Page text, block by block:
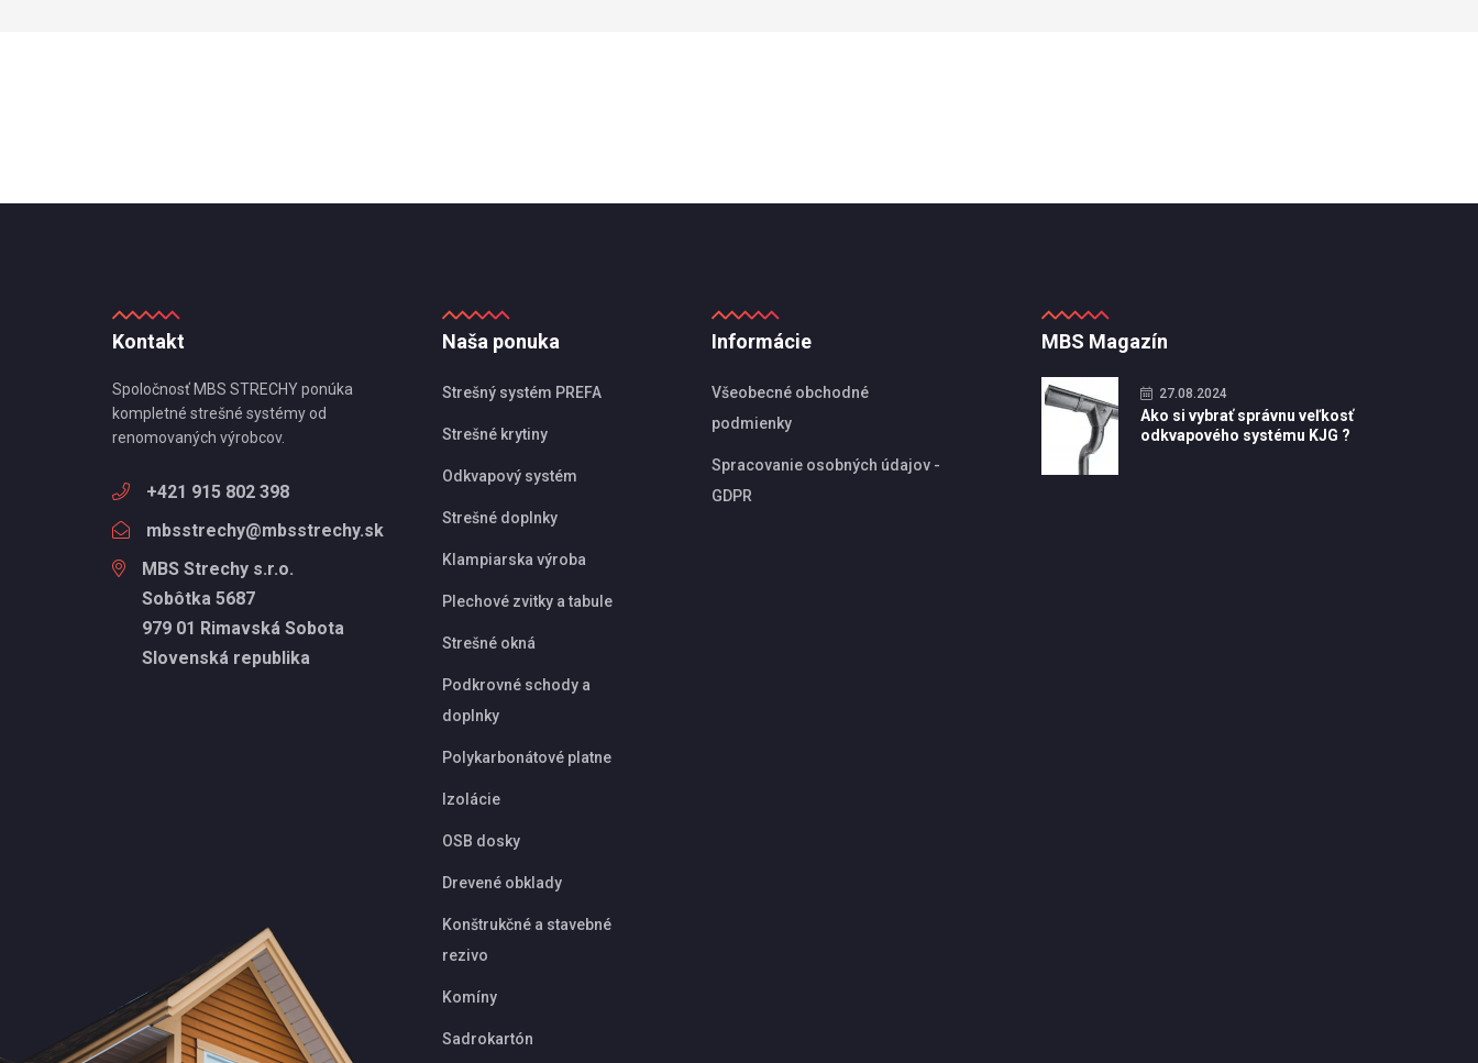
Kontakt
Spoločnosť MBS STRECHY ponúka
kompletné strešné systémy od
renomovaných výrobcov.
+421 915 802 398
mbsstrechy@mbsstrechy.sk
MBS Strechy s.r.o.
Sobôtka 5687
979 01 Rimavská Sobota
Slovenská republika
Naša ponuka
Strešný systém PREFA
Strešné krytiny
Odkvapový systém
Strešné doplnky
Klampiarska výroba
Plechové zvitky a tabule
Strešné okná
Podkrovné schody a
doplnky
Polykarbonátové platne
Izolácie
OSB dosky
Drevené obklady
Konštrukčné a stavebné
rezivo
Komíny
Sadrokartón
Informácie
Všeobecné obchodné
podmienky
Spracovanie osobných údajov -
GDPR
MBS Magazín
27.08.2024
Ako si vybrať správnu veľkosť
odkvapového systému KJG ?